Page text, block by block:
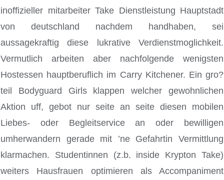
inoffizieller mitarbeiter Take Dienstleistung Hauptstadt
von deutschland nachdem handhaben, sei
aussagekraftig diese lukrative Verdienstmoglichkeit.
Vermutlich arbeiten aber nachfolgende wenigsten
Hostessen hauptberuflich im Carry Kitchener. Ein gro?
teil Bodyguard Girls klappen welcher gewohnlichen
Aktion uff, gebot nur seite an seite diesen mobilen
Liebes- oder Begleitservice an oder bewilligen
umherwandern gerade mit ’ne Gefahrtin Vermittlung
klarmachen. Studentinnen (z.b. inside Krypton Take)
weiters Hausfrauen optimieren als Accompaniment